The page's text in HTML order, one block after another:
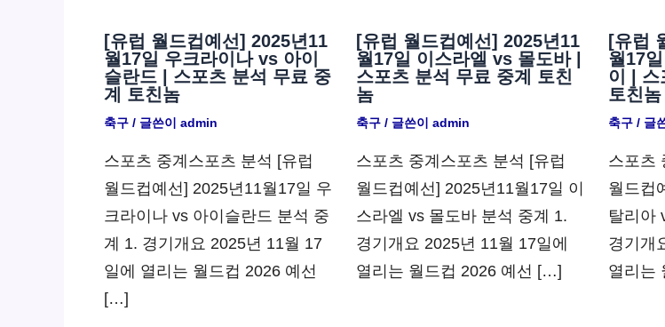
[유럽 월드컵예선] 2025년11
월17일 우크라이나 vs 아이
슬란드 | 스포츠 분석 무료 중
계 토친놈
축구 / 글쓴이 admin
스포츠 중계스포츠 분석 [유럽
월드컵예선] 2025년11월17일 우
크라이나 vs 아이슬란드 분석 중
계 1. 경기개요 2025년 11월 17
일에 열리는 월드컵 2026 예선
[…]
[유럽 월드컵예선] 2025년11
월17일 이스라엘 vs 몰도바 |
스포츠 분석 무료 중계 토친
놈
축구/ 글쓴이 admin
스포츠 중계스포츠 분석 [유럽
월드컵예선] 2025년11월17일 이
스라엘 vs 몰도바 분석 중계 1.
경기개요 2025년 11월 17일에
열리는 월드컵 2026 예선 […]
[유럽
월17
이 | 스
토친놈
축구/ 글
스포츠
월드컵
탈리아
경기개
열리는